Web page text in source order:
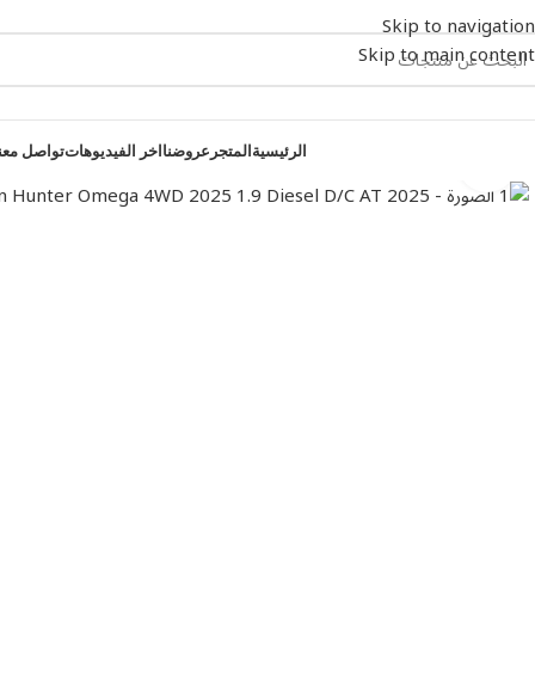
Skip to navigation
Skip to main content
الرئيسيةالمتجر عروضنااخر الفيديوهاتتواصل